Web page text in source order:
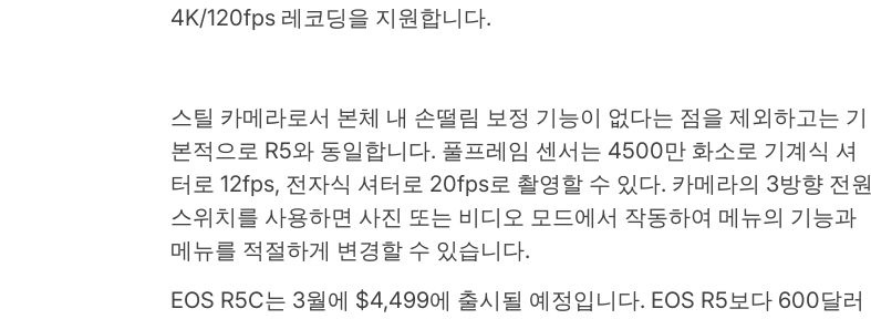
4K/120fps 레코딩을 지원합니다.
스틸 카메라로서 본체 내 손떨림 보정 기능이 없다는 점을 제외하고는 기
본적으로 R5와 동일합니다. 풀프레임 센서는 4500만 화소로 기계식 셔
터로 12fps, 전자식 셔터로 20fps로 촬영할 수 있다. 카메라의 3방향 전원
스위치를 사용하면 사진 또는 비디오 모드에서 작동하여 메뉴의 기능과
메뉴를 적절하게 변경할 수 있습니다.
EOS R5C는 3월에 $4,499에 출시될 예정입니다. EOS R5보다 600달러